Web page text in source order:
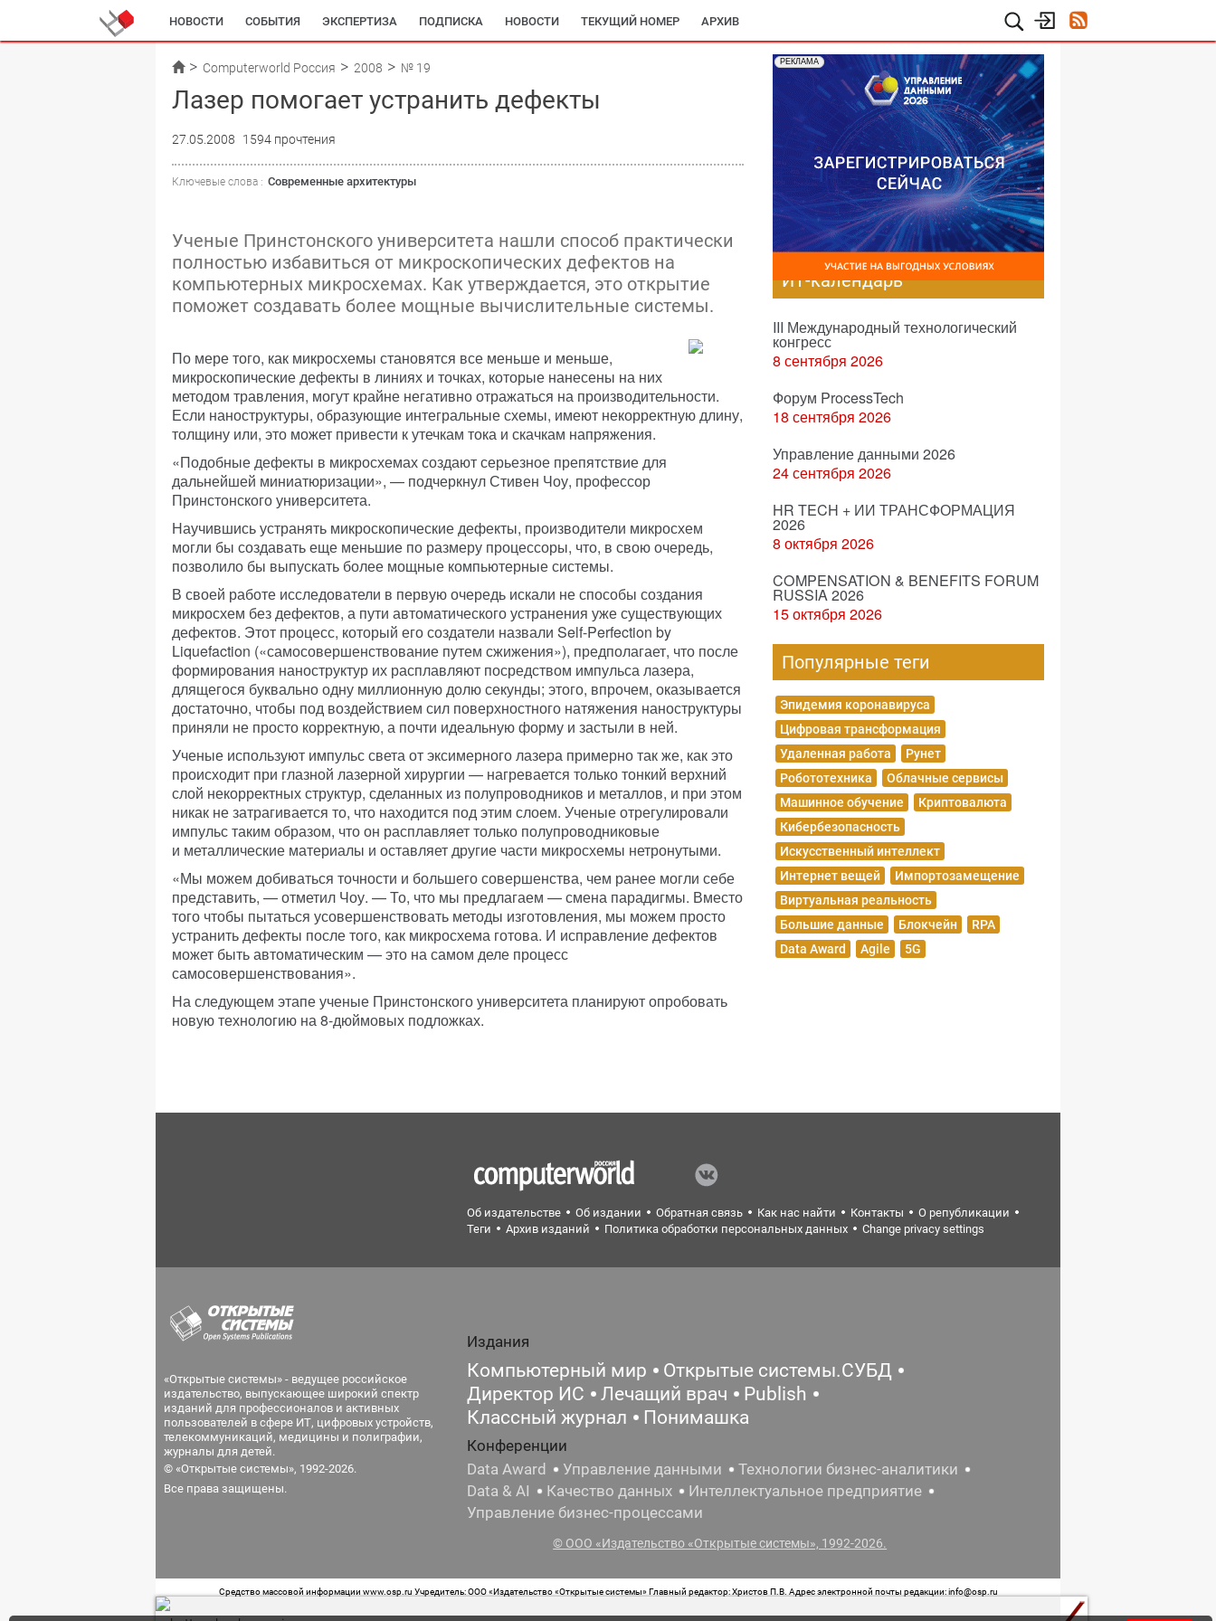
НОВОСТИ СОБЫТИЯ ЭКСПЕРТИЗА ПОДПИСКА НОВОСТИ ТЕКУЩИЙ НОМЕР АРХИВ
Computerworld Россия 2008 № 19
Лазер помогает устранить дефекты
27.05.2008 1594 прочтения
Ключевые слова : Современные архитектуры
Ученые Принстонского университета нашли способ практически
полностью избавиться от микроскопических дефектов на
компьютерных микросхемах. Как утверждается, это открытие
поможет создавать более мощные вычислительные системы.
По мере того, как микросхемы становятся все меньше и меньше,
микроскопические дефекты в линиях и точках, которые нанесены на них
методом травления, могут крайне негативно отражаться на производительности.
Если наноструктуры, образующие интегральные схемы, имеют некорректную длину,
толщину или, это может привести к утечкам тока и скачкам напряжения.
«Подобные дефекты в микросхемах создают серьезное препятствие для
дальнейшей миниатюризации», — подчеркнул Стивен Чоу, профессор
Принстонского университета.
Научившись устранять микроскопические дефекты, производители микросхем
могли бы создавать еще меньшие по размеру процессоры, что, в свою очередь,
позволило бы выпускать более мощные компьютерные системы.
В своей работе исследователи в первую очередь искали не способы создания
микросхем без дефектов, а пути автоматического устранения уже существующих
дефектов. Этот процесс, который его создатели назвали Self-Perfection by
Liquefaction («самосовершенствование путем сжижения»), предполагает, что после
формирования наноструктур их расплавляют посредством импульса лазера,
длящегося буквально одну миллионную долю секунды; этого, впрочем, оказывается
достаточно, чтобы под воздействием сил поверхностного натяжения наноструктуры
приняли не просто корректную, а почти идеальную форму и застыли в ней.
Ученые используют импульс света от эксимерного лазера примерно так же, как это
происходит при глазной лазерной хирургии — нагревается только тонкий верхний
слой некорректных структур, сделанных из полупроводников и металлов, и при этом
никак не затрагивается то, что находится под этим слоем. Ученые отрегулировали
импульс таким образом, что он расплавляет только полупроводниковые
и металлические материалы и оставляет другие части микросхемы нетронутыми.
«Мы можем добиваться точности и большего совершенства, чем ранее могли себе
представить, — отметил Чоу. — То, что мы предлагаем — смена парадигмы. Вместо
того чтобы пытаться усовершенствовать методы изготовления, мы можем просто
устранить дефекты после того, как микросхема готова. И исправление дефектов
может быть автоматическим — это на самом деле процесс
самосовершенствования».
На следующем этапе ученые Принстонского университета планируют опробовать
новую технологию на 8-дюймовых подложках.
РЕКЛАМА
ИТ-календарь
III Международный технологический
конгресс
8 сентября 2026
Форум ProcessTech
18 сентября 2026
Управление данными 2026
24 сентября 2026
HR TECH + ИИ ТРАНСФОРМАЦИЯ
2026
8 октября 2026
COMPENSATION & BENEFITS FORUM
RUSSIA 2026
15 октября 2026
Популярные теги
Эпидемия коронавируса
Цифровая трансформация
Удаленная работа
Рунет
Робототехника
Облачные сервисы
Машинное обучение
Криптовалюта
Кибербезопасность
Искусственный интеллект
Интернет вещей
Импортозамещение
Виртуальная реальность
Большие данные
Блокчейн
RPA
Data Award
Agile 5G
Об издательстве Об издании Обратная связь Как нас найти Контакты
О републикации
Теги
Архив изданий Политика обработки персональных данных Change privacy settings
«Открытые системы» - ведущее российское
издательство, выпускающее широкий спектр
изданий для профессионалов и активных
пользователей в сфере ИТ, цифровых устройств,
телекоммуникаций, медицины и полиграфии,
журналы для детей.
© «Открытые системы», 1992-2026.
Все права защищены.
Издания
Компьютерный мир
Открытые системы.СУБД
Директор ИС
Лечащий врач
Publish
Классный журнал
Понимашка
Конференции
Data Award
Управление данными
Технологии бизнес-аналитики
Data & AI
Качество данных
Интеллектуальное предприятие
Управление бизнес-процессами
© ООО «Издательство «Открытые системы», 1992-2026.
Средство массовой информации www.osp.ru Учредитель: ООО «Издательство «Открытые системы» Главный редактор: Христов П.В. Адрес электронной почты редакции: info@osp.ru